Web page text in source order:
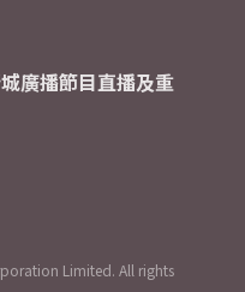
廣播節目直播及重
Limited. All rights